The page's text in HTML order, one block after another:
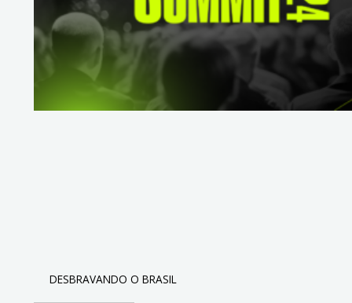
DESBRAVANDO O BRASIL